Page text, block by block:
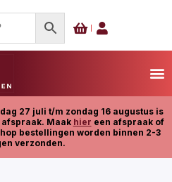
27 juli t/m zondag 16 augustus is
Maak hier een afspraak of
bestellingen worden binnen 2-3
verzonden.